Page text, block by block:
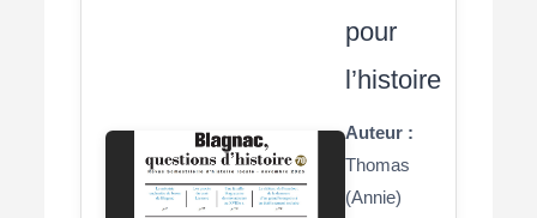
pour
l’histoire
Auteur :
Thomas
(Annie)